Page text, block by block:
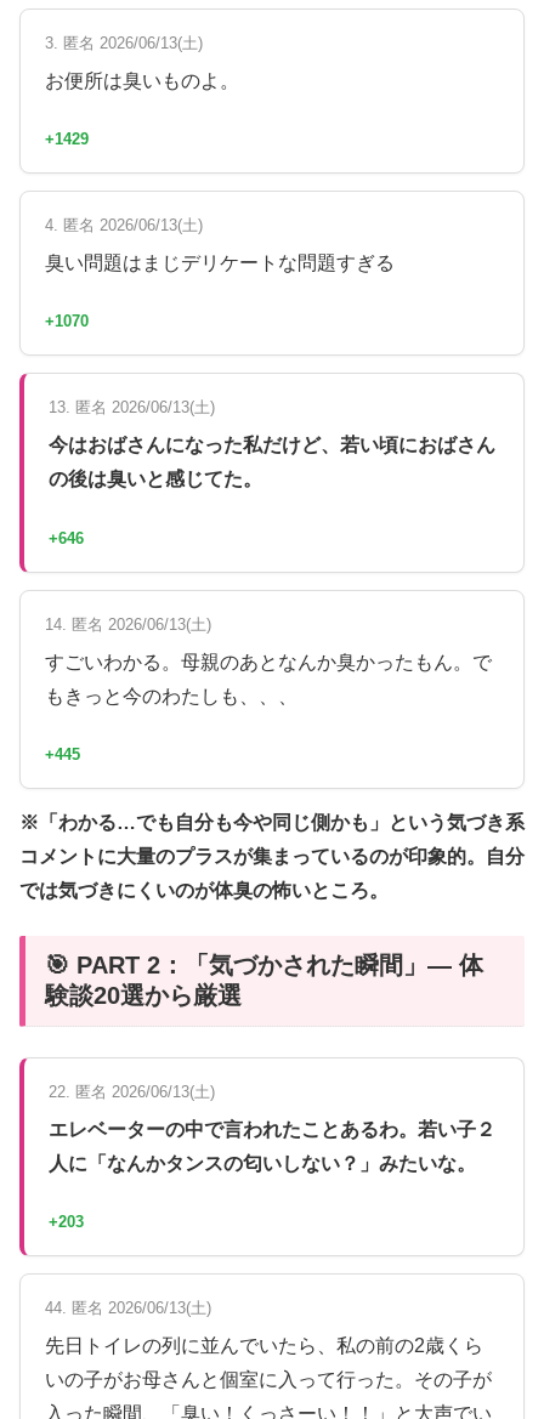
3. 匿名 2026/06/13(土)
お便所は臭いものよ。
+1429
4. 匿名 2026/06/13(土)
臭い問題はまじデリケートな問題すぎる
+1070
13. 匿名 2026/06/13(土)
今はおばさんになった私だけど、若い頃におばさん
の後は臭いと感じてた。
+646
14. 匿名 2026/06/13(土)
すごいわかる。母親のあとなんか臭かったもん。で
もきっと今のわたしも、、、
+445
※「わかる…でも自分も今や同じ側かも」という気づき系
コメントに大量のプラスが集まっているのが印象的。自分
では気づきにくいのが体臭の怖いところ。
🎯 PART 2：「気づかされた瞬間」— 体
験談20選から厳選
22. 匿名 2026/06/13(土)
エレベーターの中で言われたことあるわ。若い子２
人に「なんかタンスの匂いしない？」みたいな。
+203
44. 匿名 2026/06/13(土)
先日トイレの列に並んでいたら、私の前の2歳くら
いの子がお母さんと個室に入って行った。その子が
入った瞬間、「臭い！くっさーい！！」と大声でい